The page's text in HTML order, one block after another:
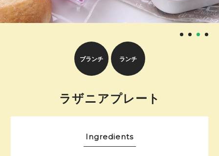
ブランチ ランチ
ラザニアプレート
Ingredients